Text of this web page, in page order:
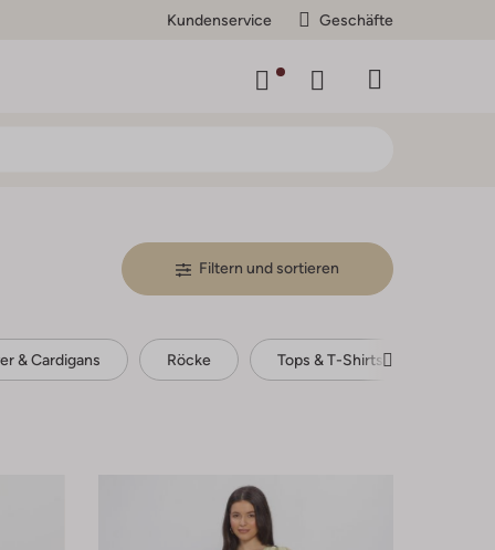
Kundenservice Geschäfte
Filtern und sortieren
& Cardigans Röcke Tops & T-Shirts